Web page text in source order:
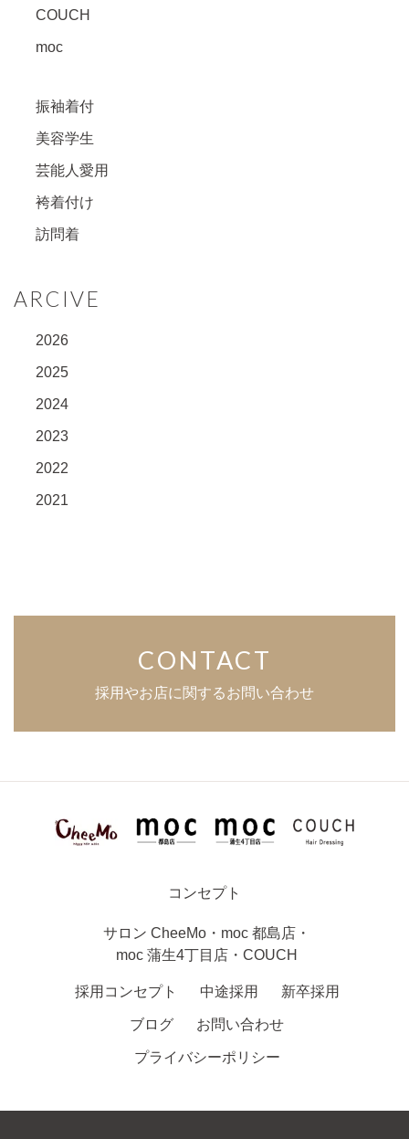
COUCH
moc
振袖着付
美容学生
芸能人愛用
袴着付け
訪問着
ARCIVE
2026
2025
2024
2023
2022
2021
CONTACT
採用やお店に関するお問い合わせ
コンセプト
サロン CheeMo ・ moc 都島店 ・
moc 蒲生4丁目店 ・ COUCH
採用コンセプト 中途採用 新卒採用
ブログ お問い合わせ
プライバシーポリシー